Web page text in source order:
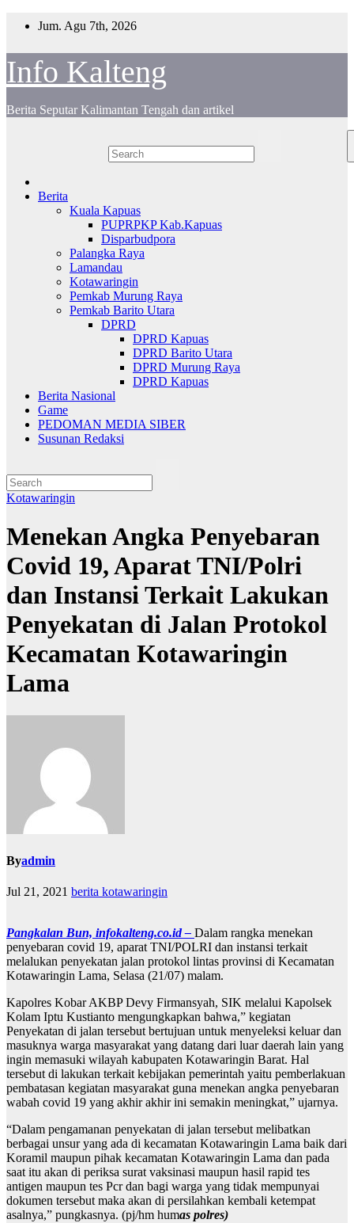
Jum. Agu 7th, 2026
Info Kalteng
Berita Seputar Kalimantan Tengah dan artikel
Berita
Kuala Kapuas
PUPRPKP Kab.Kapuas
Disparbudpora
Palangka Raya
Lamandau
Kotawaringin
Pemkab Murung Raya
Pemkab Barito Utara
DPRD
DPRD Kapuas
DPRD Barito Utara
DPRD Murung Raya
DPRD Kapuas
Berita Nasional
Game
PEDOMAN MEDIA SIBER
Susunan Redaksi
Kotawaringin
Menekan Angka Penyebaran
Covid 19, Aparat TNI/Polri
dan Instansi Terkait Lakukan
Penyekatan di Jalan Protokol
Kecamatan Kotawaringin
Lama
Byadmin
Jul 21, 2021 berita kotawaringin
Pangkalan Bun, infokalteng.co.id – Dalam rangka menekan
penyebaran covid 19, aparat TNI/POLRI dan instansi terkait
melalukan penyekatan jalan protokol lintas provinsi di Kecamatan
Kotawaringin Lama, Selasa (21/07) malam.
Kapolres Kobar AKBP Devy Firmansyah, SIK melalui Kapolsek
Kolam Iptu Kustianto mengungkapkan bahwa,” kegiatan
Penyekatan di jalan tersebut bertujuan untuk menyeleksi keluar dan
masuknya warga masyarakat yang datang dari luar daerah lain yang
ingin memasuki wilayah kabupaten Kotawaringin Barat. Hal
tersebut di lakukan terkait kebijakan pemerintah yaitu pemberlakuan
pembatasan kegiatan masyarakat guna menekan angka penyebaran
wabah covid 19 yang akhir akhir ini semakin meningkat,” ujarnya.
“Dalam pengamanan penyekatan di jalan tersebut melibatkan
berbagai unsur yang ada di kecamatan Kotawaringin Lama baik dari
Koramil maupun pihak kecamatan Kotawaringin Lama dan pada
saat itu akan di periksa surat vaksinasi maupun hasil rapid tes
antigen maupun tes Pcr dan bagi warga yang tidak mempunyai
dokumen tersebut maka akan di persilahkan kembali ketempat
asalnya,” pungkasnya. (pj/hm humas polres)